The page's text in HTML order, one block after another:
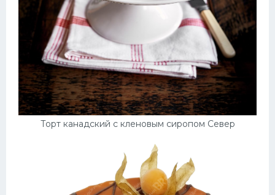
Торт канадский с кленовым сиропом Север